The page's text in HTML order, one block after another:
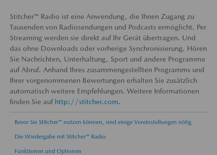
Stitcher™ Radio ist eine Anwendung, die Ihnen Zugang zu
Tausenden von Radiosendungen und Podcasts ermöglicht. Per
Streaming werden sie direkt auf Ihr Gerät übertragen. Und
das ohne Downloads oder vorherige Synchronisierung. Hören
Sie Nachrichten, Unterhaltung, Sport und andere Programme
auf Abruf. Anhand Ihres zusammengestellten Programms und
Ihrer vorgenommenen Bewertungen erhalten Sie zusätzlich
automatisch weitere Empfehlungen. Weitere Informationen
finden Sie auf http://stitcher.com.
Bevor Sie Stitcher™ nutzen können, sind einige Voreinstellungen nötig
Die Wiedergabe mit Stitcher™ Radio
Funktionen und Optionen